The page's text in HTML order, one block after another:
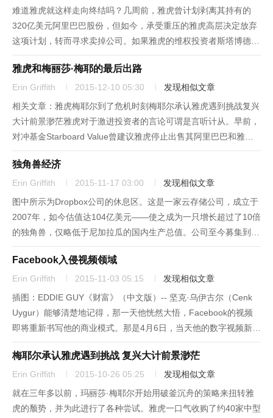
难道雅虎就这样走向终结吗？几周前，雅虎曾计划剥离其持有的
320亿美元阿里巴巴股份，但如今，承受重压的雅虎高层决定放弃
这项计划，转而寻求卖掉公司。如果雅虎的维权投资者斯塔博德价
值基金(Starboard Value)占据上风（到目前为止，它已经取得了两
次胜利），雅虎就将出售其核心业务。届时，雅虎的资产...
雅虎和梅丽莎·梅耶的最后出路
Erin Griffith 2015-12-10 05:30
发现相似文章
相关文章：雅虎梅耶尔到了危机时刻梅耶尔承认雅虎遇到挑战复兴
大计前景渺茫雅虎对于激进投资者的言论可谓是言听计从。早前，
对冲基金Starboard Value曾建议雅虎停止出售其阿里巴巴和雅虎
日本股份的计划，并销售其核心业务。如今，雅虎董事会竟真的在
考虑此事了。据CNBC报道，雅虎不会再考虑将阿里巴巴的...
独角兽经济
Erin Griffith 2015-11-17 03:00
发现相似文章
图中所示为Dropbox公司的休息区。这是一家云存储公司，成立于
2007年，如今估值达104亿美元——使之成为一只增长超过了10倍
的独角兽，仅略低于尼加拉瓜的国内生产总值。公司至今募集到了
10亿美元以上，并且用炫耀其宽敞的办公空间来证明自己不怕烧
钱。图片：BRUCE DAMONTE《财富》（中文版）...
Facebook入侵视频领域
Erin Griffith 2015-11-03 05:15
发现相似文章
插图：EDDIE GUY《财富》（中文版）-- 坚克·乌伊古尔（Cenk
Uygur）能够清楚地记得，那一天他恍然大悟，Facebook的视频
即将重新书写他的商业模式。那是4月6日，当天他的数字视频新创
企业TYT Network向这家社交网站上传了一段名为“教师入狱数十
载”（Teachers Sen...
梅耶尔承认雅虎遇到挑战 复兴大计前景渺茫
Erin Griffith 2015-10-26 05:25
发现相似文章
就在三年多以前，玛丽莎·梅耶尔开始用破釜沉舟的策略来扭转雅
虎的颓势，并为此进行了各种尝试。雅虎一口气收购了约40家中型